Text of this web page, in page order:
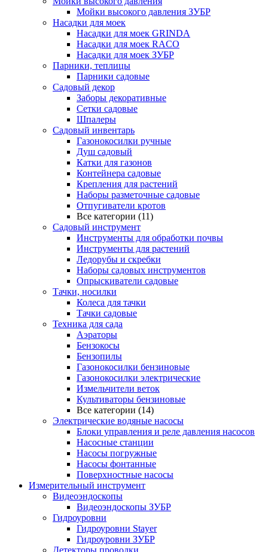
Мойки высокого давления ЗУБР
Насадки для моек
Насадки для моек GRINDA
Насадки для моек RACO
Насадки для моек ЗУБР
Парники, теплицы
Парники садовые
Садовый декор
Заборы декоративные
Сетки садовые
Шпалеры
Садовый инвентарь
Газонокосилки ручные
Душ садовый
Катки для газонов
Контейнера садовые
Крепления для растений
Наборы разметочные садовые
Отпугиватели кротов
Все категории (11)
Садовый инструмент
Инструменты для обработки почвы
Инструменты для растений
Ледорубы и скребки
Наборы садовых инструментов
Опрыскиватели садовые
Тачки, носилки
Колеса для тачки
Тачки садовые
Техника для сада
Аэраторы
Бензокосы
Бензопилы
Газонокосилки бензиновые
Газонокосилки электрические
Измельчители веток
Культиваторы бензиновые
Все категории (14)
Электрические водяные насосы
Блоки управления и реле давления насосов
Насосные станции
Насосы погружные
Насосы фонтанные
Поверхностные насосы
Измерительный инструмент
Видеоэндоскопы
Видеоэндоскопы ЗУБР
Гидроуровни
Гидроуровни Stayer
Гидроуровни ЗУБР
Детекторы проводки